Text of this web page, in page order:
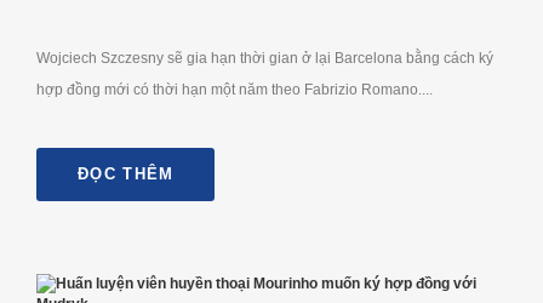
Wojciech Szczesny sẽ gia hạn thời gian ở lại Barcelona bằng cách ký
hợp đồng mới có thời hạn một năm theo Fabrizio Romano....
ĐỌC THÊM